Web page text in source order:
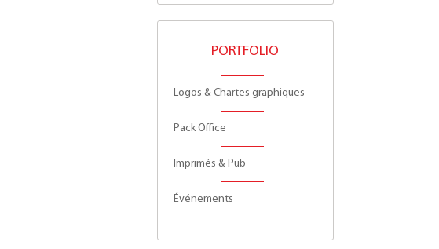
PORTFOLIO
Logos & Chartes graphiques
Pack Office
Imprimés & Pub
Événements